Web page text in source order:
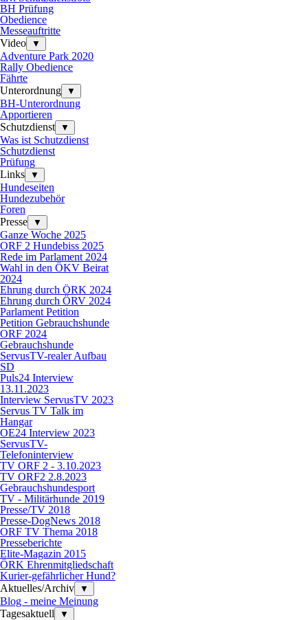
BH Prüfung
Obedience
Messeauftritte
Video
▼
Adventure Park 2020
Rally Obedience
Fährte
Unterordnung
▼
BH-Unterordnung
Apportieren
Schutzdienst
▼
Was ist Schutzdienst
Schutzdienst
Prüfung
Links
▼
Hundeseiten
Hundezubehör
Foren
Presse
▼
Ganze Woche 2025
ORF 2 Hundebiss 2025
Rede im Parlament 2024
Wahl in den ÖKV Beirat
2024
Ehrung durch ÖRK 2024
Ehrung durch ÖRV 2024
Parlament Petition
Petition Gebrauchshunde
ORF 2024
Gebrauchshunde
ServusTV-realer Aufbau
SD
Puls24 Interview
13.11.2023
Interview ServusTV 2023
Servus TV Talk im
Hangar
OE24 Interview 2023
ServusTV-
Telefoninterview
TV ORF 2 - 3.10.2023
TV ORF2 2.8.2023
Gebrauchshundesport
TV - Militärhunde 2019
Presse/TV 2018
Presse-DogNews 2018
ORF TV Thema 2018
Presseberichte
Elite-Magazin 2015
ÖRK Ehrenmitgliedschaft
Kurier-gefährlicher Hund?
Aktuelles/Archiv
▼
Blog - meine Meinung
Tagesaktuell
▼